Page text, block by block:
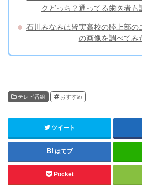
クどっち？通ってる歯医者も
石川みなみは皆実高校の陸上部の
の画像を調べてみ
テレビ番組 おすすめ
ツイート
はてブ
Pocket